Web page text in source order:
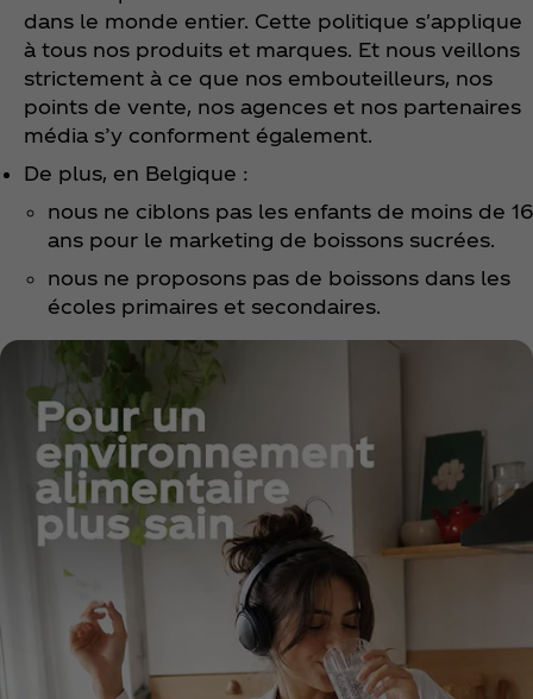
dans le monde entier. Cette politique s'applique
à tous nos produits et marques. Et nous veillons
strictement à ce que nos embouteilleurs, nos
points de vente, nos agences et nos partenaires
média s’y conforment également.
De plus, en Belgique :
nous ne ciblons pas les enfants de moins de 16
ans pour le marketing de boissons sucrées.
nous ne proposons pas de boissons dans les
écoles primaires et secondaires.